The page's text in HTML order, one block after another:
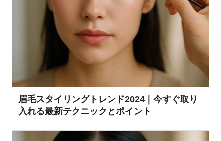
眉毛スタイリングトレンド2024｜今すぐ取り
入れる最新テクニックとポイント